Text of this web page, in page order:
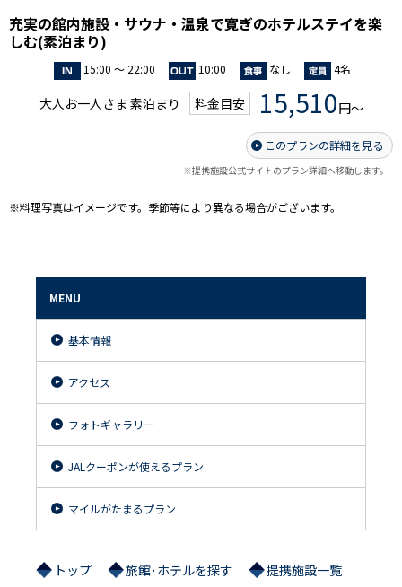
充実の館内施設・サウナ・温泉で寛ぎのホテルステイを楽
しむ(素泊まり)
15:00 ～ 22:00 10:00 なし 4名
大人お一人さま 素泊まり 料金目安 15,510円～
このプランの詳細を見る
※提携施設公式サイトのプラン詳細へ移動します。
※料理写真はイメージです。季節等により異なる場合がございます。
MENU
基本情報
アクセス
フォトギャラリー
JALクーポンが使えるプラン
マイルがたまるプラン
トップ 旅館･ホテルを探す 提携施設一覧